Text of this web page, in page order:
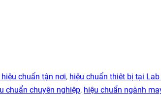
chuẩn tận nơi, hiệu chuẩn thiêt bị tại Lab
chuẩn chuyên nghiệp, hiệu chuẩn ngành